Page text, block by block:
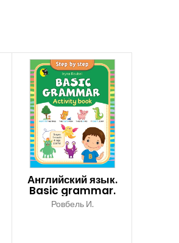
Английский язык.
Basic grammar.
Activity book
Ровбель И.